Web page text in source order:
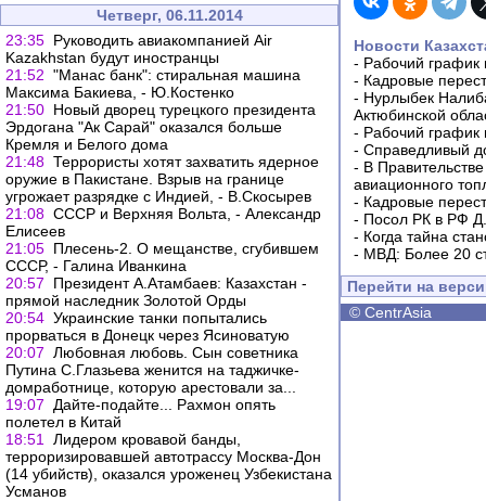
Четверг, 06.11.2014
23:35 Руководить авиакомпанией Air
Kazakhstan будут иностранцы
21:52 "Манас банк": стиральная машина
Максима Бакиева, - Ю.Костенко
21:50 Новый дворец турецкого президента
Эрдогана "Ак Сарай" оказался больше
Кремля и Белого дома
21:48 Террористы хотят захватить ядерное
оружие в Пакистане. Взрыв на границе
угрожает разрядке с Индией, - В.Скосырев
21:08 СССР и Верхняя Вольта, - Александр
Елисеев
21:05 Плесень-2. О мещанстве, сгубившем
СССР, - Галина Иванкина
20:57
Президент А.Атамбаев: Казахстан -
прямой наследник Золотой Орды
20:54 Украинские танки попытались
прорваться в Донецк через Ясиноватую
20:07 Любовная любовь. Сын советника
Путина С.Глазьева женится на таджичке-
домработнице, которую арестовали за...
19:07
Дайте-подайте... Рахмон опять
полетел в Китай
18:51
Лидером кровавой банды,
терроризировавшей автотрассу Москва-Дон
(14 убийств), оказался уроженец Узбекистана
Усманов
Новости
- Рабочий график
- Кадровые
- Нурлыбек
Актюбинской
- Рабочий график
- Справедливый
- В
авиационного
- Кадровые
- Посол РК в РФ
- Когда тайна
- МВД: Более 20
Перейти на
© CentrAsia